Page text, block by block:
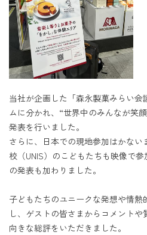
当社が企画した「森永製菓みらい
ムに分かれ、“世界中のみんなが笑
発表を行いました。
さらに、日本での現地参加はかな
校（UNIS）のこどもたちも映像で
の発表も加わりました。
子どもたちのユニークな発想や情
し、ゲストの皆さまからコメント
向きな総評をいただきました。